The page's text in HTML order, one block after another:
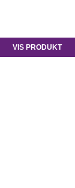
VIS PRODUKT